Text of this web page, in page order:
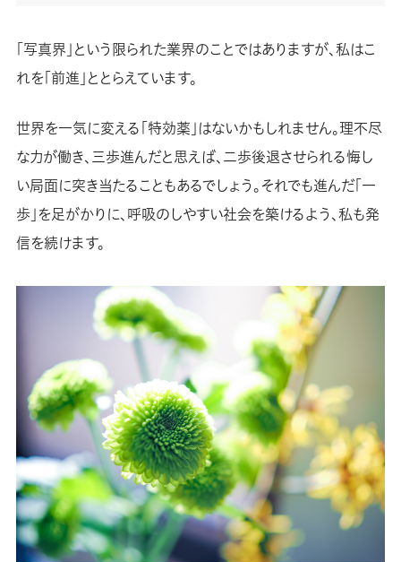
「写真界」という限られた業界のことではありますが、私はこ
れを「前進」ととらえています。
世界を一気に変える「特効薬」はないかもしれません。理不尽
な力が働き、三歩進んだと思えば、二歩後退させられる悔し
い局面に突き当たることもあるでしょう。それでも進んだ「一
歩」を足がかりに、呼吸のしやすい社会を築けるよう、私も発
信を続けます。